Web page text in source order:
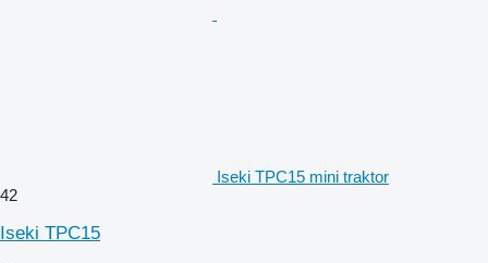
Iseki TPC15 mini traktor
42
Iseki TPC15